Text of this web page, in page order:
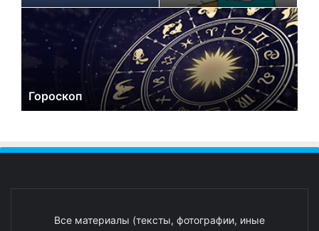
Гороскоп
Все материалы (тексты, фотографии, иные